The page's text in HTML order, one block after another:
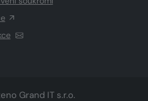
Grand IT s.r.o.